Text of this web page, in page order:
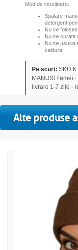
Mod de intretinere:
Spalare
detergent
Nu se
Nu se curata
Nu se usuca
caldura
Pe scurt: SKU
MANUSI Femei
livrare 1-7 zile ·
Alte produse